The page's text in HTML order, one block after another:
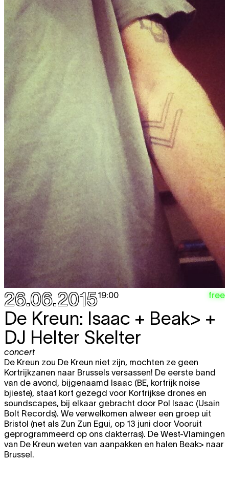
26.06.201519:00 free
De Kreun: Isaac + Beak> +
DJ Helter Skelter
concert
De Kreun zou De Kreun niet zijn, mochten ze geen
Kortrijkzanen naar Brussels versassen! De eerste band
van de avond, bijgenaamd Isaac (BE, kortrijk noise
bjieste), staat kort gezegd voor Kortrijkse drones en
soundscapes, bij elkaar gebracht door Pol Isaac (Usain
Bolt Records). We verwelkomen alweer een groep uit
Bristol (net als Zun Zun Egui, op 13 juni door Vooruit
geprogrammeerd op ons dakterras). De West-Vlamingen
van De Kreun weten van aanpakken en halen Beak> naar
Brussel.